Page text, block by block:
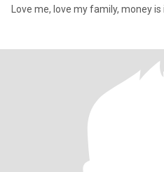
Love me, love my family, money